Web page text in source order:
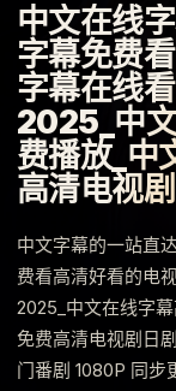
中文在线
字幕免费
字幕在线
2025_中
费播放_中
高清电视
中文字幕的一站直
费看高清好看的电
2025_中文在线字
免费高清电视剧日
门番剧 1080P 同步